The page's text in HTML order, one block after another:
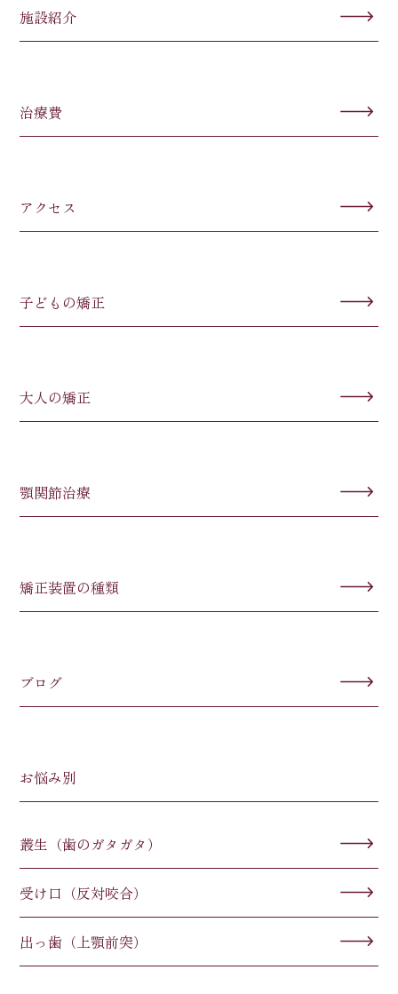
施設紹介
治療費
アクセス
子どもの矯正
大人の矯正
顎関節治療
矯正装置の種類
ブログ
お悩み別
叢生（歯のガタガタ）
受け口（反対咬合）
出っ歯（上顎前突）